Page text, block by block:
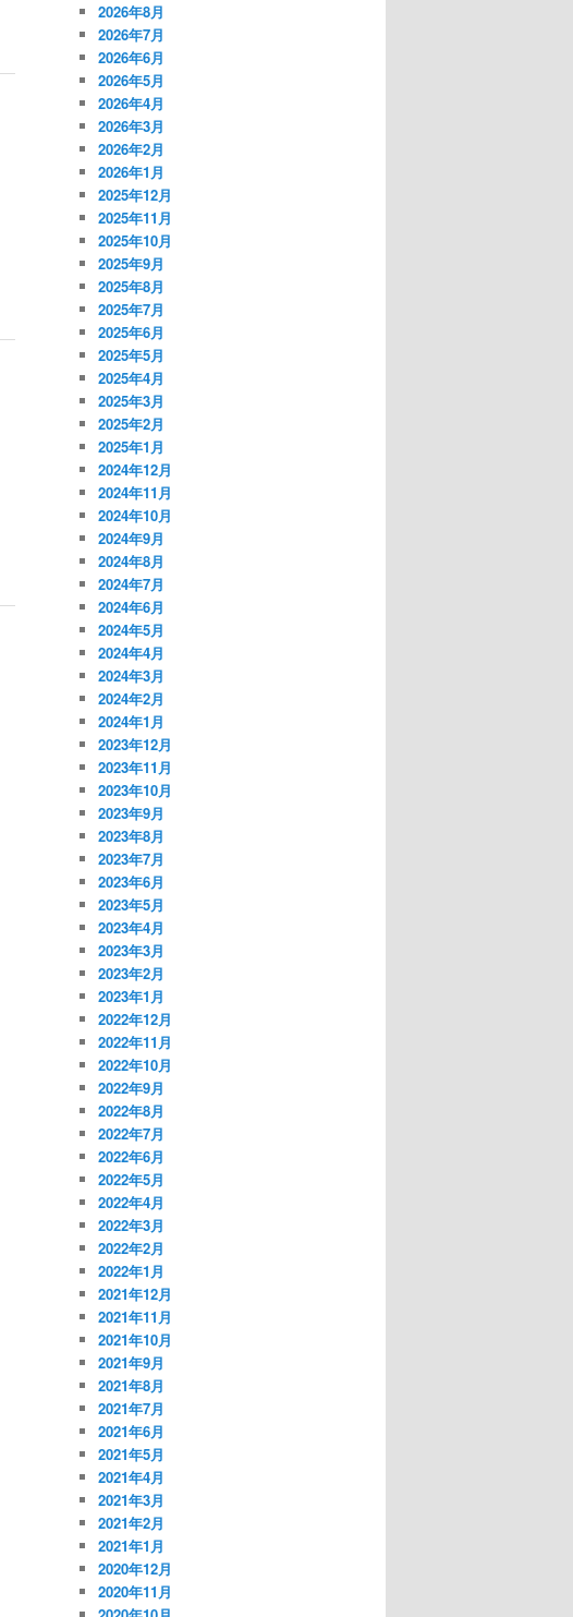
2026年8月
2026年7月
2026年6月
2026年5月
2026年4月
2026年3月
2026年2月
2026年1月
2025年12月
2025年11月
2025年10月
2025年9月
2025年8月
2025年7月
2025年6月
2025年5月
2025年4月
2025年3月
2025年2月
2025年1月
2024年12月
2024年11月
2024年10月
2024年9月
2024年8月
2024年7月
2024年6月
2024年5月
2024年4月
2024年3月
2024年2月
2024年1月
2023年12月
2023年11月
2023年10月
2023年9月
2023年8月
2023年7月
2023年6月
2023年5月
2023年4月
2023年3月
2023年2月
2023年1月
2022年12月
2022年11月
2022年10月
2022年9月
2022年8月
2022年7月
2022年6月
2022年5月
2022年4月
2022年3月
2022年2月
2022年1月
2021年12月
2021年11月
2021年10月
2021年9月
2021年8月
2021年7月
2021年6月
2021年5月
2021年4月
2021年3月
2021年2月
2021年1月
2020年12月
2020年11月